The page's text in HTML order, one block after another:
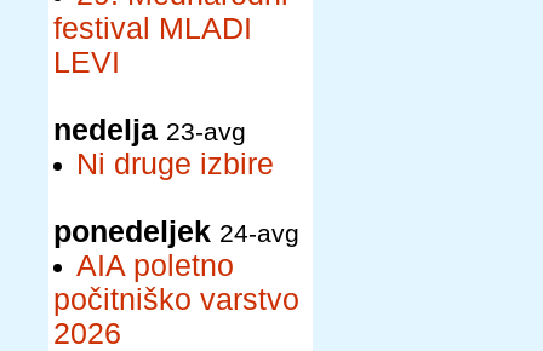
festival MLADI
LEVI
nedelja 23-avg
Ni druge izbire
ponedeljek 24-avg
AIA poletno
počitniško varstvo
2026